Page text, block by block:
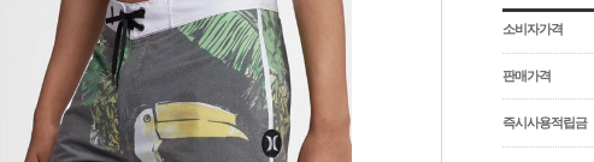
소비자가격
판매가격
즉시사용적립금